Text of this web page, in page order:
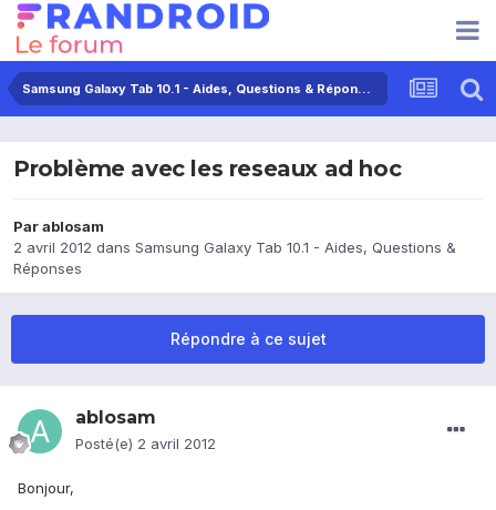
Samsung Galaxy Tab 10.1 - Aides, Questions & Réponses
Problème avec les reseaux ad hoc
Parablosam
2 avril 2012 dans Samsung Galaxy Tab 10.1 - Aides, Questions &
Réponses
Répondre à ce sujet
ablosam
Posté(e) 2 avril 2012
Bonjour,